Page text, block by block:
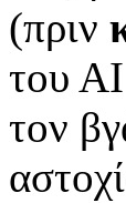
(πριν
του
τον